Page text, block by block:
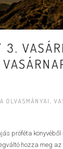
3.
OLVASMÁNYAI
próféta
hozza meg